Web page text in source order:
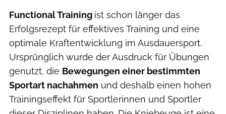
Functional Training ist schon länger das
Erfolgsrezept für effektives Training und eine
optimale Kraftentwicklung im Ausdauersport.
Ursprünglich wurde der Ausdruck für Übungen
genutzt, die Bewegungen einer bestimmten
Sportart nachahmen und deshalb einen hohen
Trainingseffekt für Sportlerinnen und Sportler